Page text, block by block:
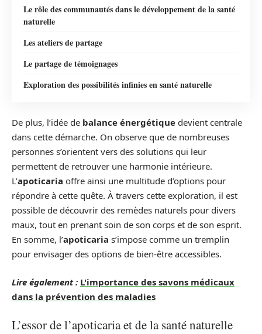
Le rôle des communautés dans le développement de la santé
naturelle
Les ateliers de partage
Le partage de témoignages
Exploration des possibilités infinies en santé naturelle
De plus, l’idée de balance énergétique devient centrale
dans cette démarche. On observe que de nombreuses
personnes s’orientent vers des solutions qui leur
permettent de retrouver une harmonie intérieure.
L’apoticaria offre ainsi une multitude d’options pour
répondre à cette quête. À travers cette exploration, il est
possible de découvrir des remèdes naturels pour divers
maux, tout en prenant soin de son corps et de son esprit.
En somme, l’apoticaria s’impose comme un tremplin
pour envisager des options de bien-être accessibles.
Lire également : L'importance des savons médicaux
dans la prévention des maladies
L’essor de l’apoticaria et de la santé naturelle